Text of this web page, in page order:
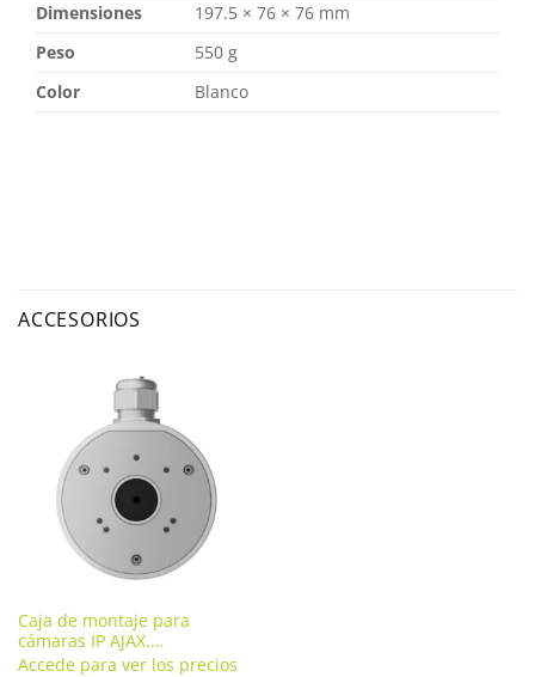
Dimensiones
197.5 × 76 × 76 mm
Peso
550 g
Color
Blanco
ACCESORIOS
Caja de montaje para
cámaras IP AJAX.
JUNCTIONBOX-W
Accede para ver los precios